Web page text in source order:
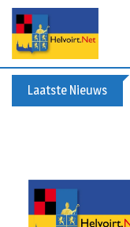
Laatste Nieuws